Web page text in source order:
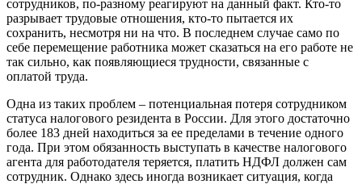
сотрудников, по-разному реагируют на данный факт. Кто-то
разрывает трудовые отношения, кто-то пытается их
сохранить, несмотря ни на что. В последнем случае само по
себе перемещение работника может сказаться на его работе не
так сильно, как появляющиеся трудности, связанные с
оплатой труда.
Одна из таких проблем – потенциальная потеря сотрудником
статуса налогового резидента в России. Для этого достаточно
более 183 дней находиться за ее пределами в течение одного
года. При этом обязанность выступать в качестве налогового
агента для работодателя теряется, платить НДФЛ должен сам
сотрудник. Однако здесь иногда возникает ситуация, когда